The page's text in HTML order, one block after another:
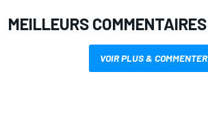
MEILLEURS COMMENTAIRES
VOIR PLUS & COMMENTER